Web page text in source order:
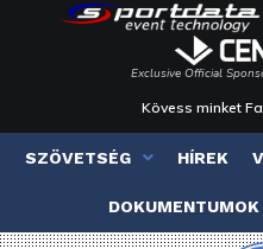
Exclusive Official
Kövess minket
SZÖVETSÉG HÍREK
DOKUMENTUMOK